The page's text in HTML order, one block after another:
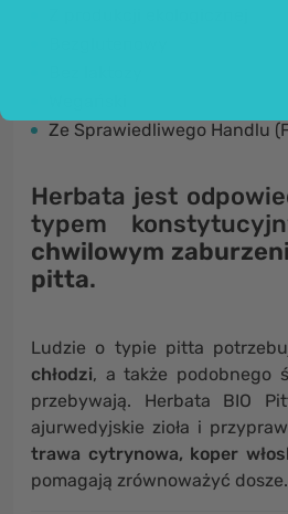
Ze Sprawiedliwego Handlu
Herbata jest
typem
chwilowym
pitta.
Ludzie o typie pitta
chłodzi, a także podobnego
przebywają. Herbata BIO
ajurwedyjskie zioła i
trawa cytrynowa, koper
pomagają zrównoważyć dosze.